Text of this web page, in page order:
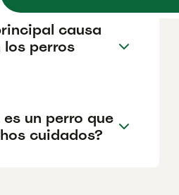
causa
los perros
es un perro que
cuidados?